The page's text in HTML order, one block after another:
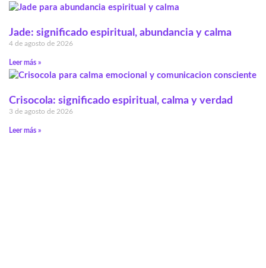
Jade: significado espiritual, abundancia y calma
4 de agosto de 2026
Leer más »
Crisocola: significado espiritual, calma y verdad
3 de agosto de 2026
Leer más »